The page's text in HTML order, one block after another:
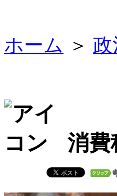
ホーム ＞
消